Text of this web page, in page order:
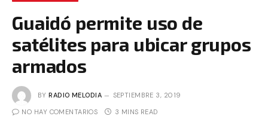
Guaidó permite uso de
satélites para ubicar grupos
armados
BY RADIO MELODIA SEPTIEMBRE 3, 2019
NO HAY COMENTARIOS 3 MINS READ